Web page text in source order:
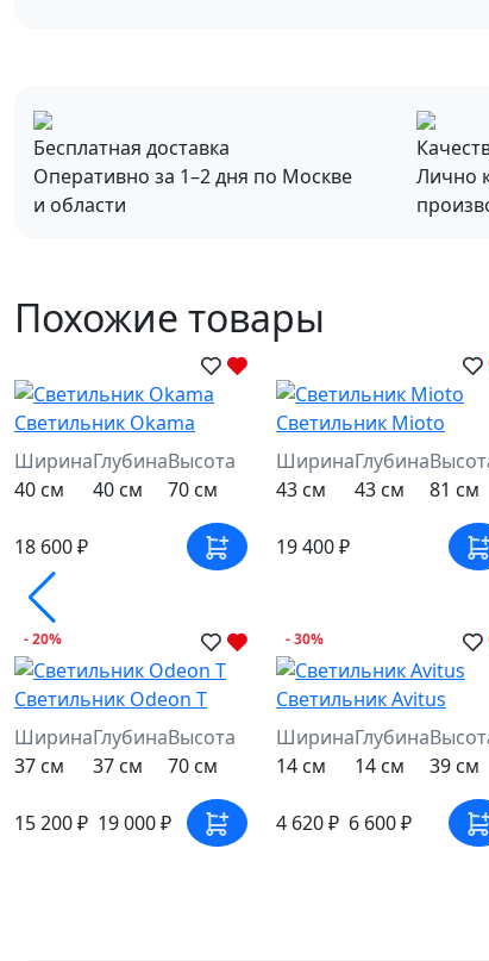
Бесплатная доставка
Оперативно за 1–2 дня по Москве
и области
Лично
Похожие товары
Светильник Okama
Ширина
40 см
Глубина
40 см
Высота
70 см
18 600 ₽
Светильник Mioto
Ширина
43 см
Глубина
43 см
81 см
19 400 ₽
- 20%
Светильник Odeon T
Ширина
37 см
Глубина
37 см
Высота
70 см
15 200 ₽ 19 000 ₽
- 30%
Светильник Avitus
Ширина
14 см
Глубина
14 см
39 см
4 620 ₽ 6 600 ₽